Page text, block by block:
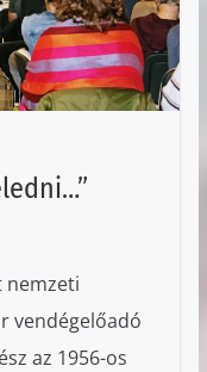
nemzeti
vendégelőadó
az 1956-os